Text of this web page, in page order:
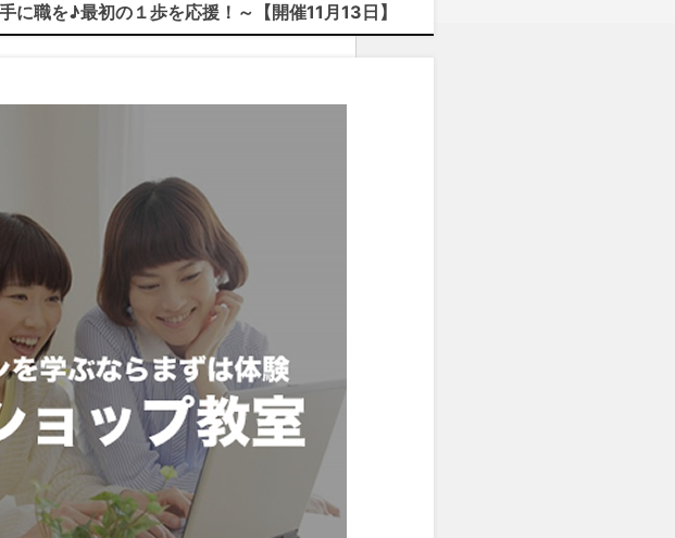
イラストレーター（Illustrator）教室
子供 アート・動画 教室
シニア デザイン・動画編集
そろばん教室
ユーチューブ・配信・実況教室
職を♪最初の１歩を応援！～【開催11月13日】